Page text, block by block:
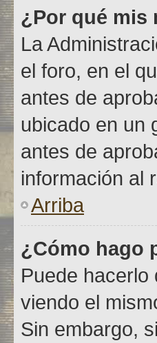
¿Por qué mis
La
el foro, en el
antes de
ubicado en un
antes de
información al
Arriba
¿Cómo hago
Puede hacerlo
viendo el
Sin embargo,